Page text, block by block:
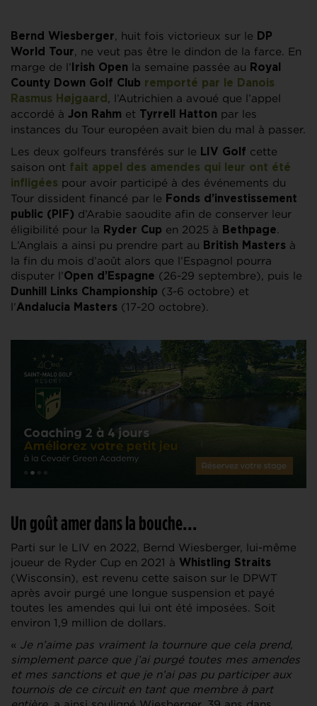
Bernd Wiesberger, huit fois victorieux sur le DP
World Tour, ne veut pas être le dindon de la farce. En
marge de l’ Irish Open la semaine passée au Royal
County Down Golf Club remporté par le Danois
Rasmus Højgaard , l’Autrichien a avoué que l’appel
accordé à Jon Rahm et Tyrrell Hatton par les
instances du Tour européen avait bien du mal à passer.
Les deux golfeurs transférés sur le LIV Golf cette
saison ont fait appel des amendes qui leur ont été
infligées pour avoir participé à des événements du
Tour dissident financé par le Fonds d’investissement
public (PIF) d’Arabie saoudite afin de conserver leur
éligibilité pour la Ryder Cup en 2025 à Bethpage.
L’Anglais a ainsi pu prendre part au British Masters à
la fin du mois d’août alors que l’Espagnol pourra
disputer l’Open d’Espagne (26-29 septembre), puis le
Dunhill Links Championship (3-6 octobre) et
l’Andalucia Masters (17-20 octobre).
Un goût amer dans la bouche…
Parti sur le LIV en 2022, Bernd Wiesberger, lui-même
joueur de Ryder Cup en 2021 à Whistling Straits
(Wisconsin), est revenu cette saison sur le DPWT
après avoir purgé une longue suspension et payé
toutes les amendes qui lui ont été imposées. Soit
environ 1,9 million de dollars.
« Je n’aime pas vraiment la tournure que cela prend,
simplement parce que j’ai purgé toutes mes amendes
et mes sanctions et que je n’ai pas pu participer aux
tournois de ce circuit en tant que membre à part